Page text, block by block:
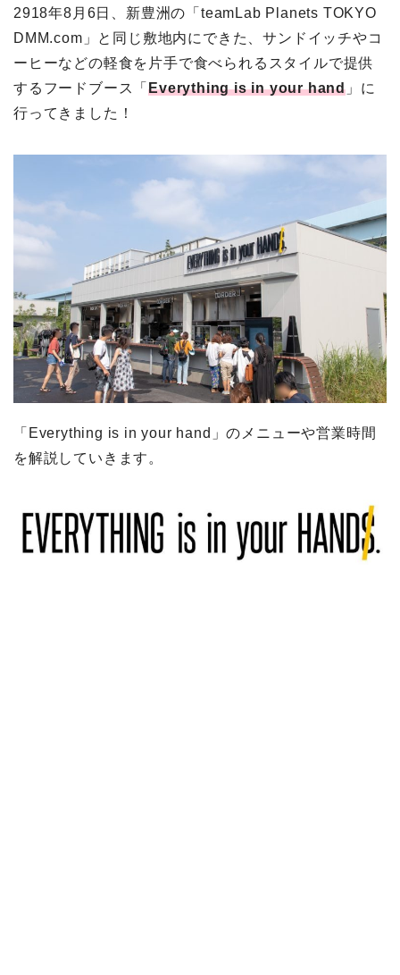
2918年8月6日、新豊洲の「teamLab Planets TOKYO
DMM.com」と同じ敷地内にできた、サンドイッチやコ
ーヒーなどの軽食を片手で食べられるスタイルで提供
するフードブース「Everything is in your hand 」に
行ってきました！
「Everything is in your hand」のメニューや営業時間
を解説していきます。